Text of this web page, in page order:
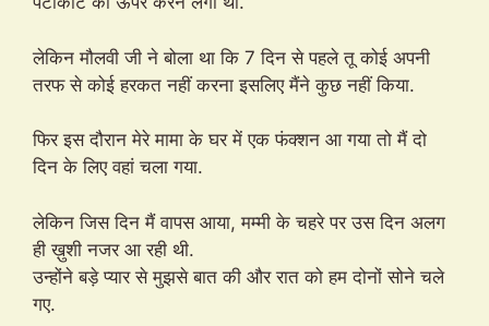
लेकिन मौलवी जी ने बोला था कि 7 दिन से पहले तू कोई अपनी
तरफ से कोई हरकत नहीं करना इसलिए मैंने कुछ नहीं किया.
फिर इस दौरान मेरे मामा के घर में एक फंक्शन आ गया तो मैं दो
दिन के लिए वहां चला गया.
लेकिन जिस दिन मैं वापस आया, मम्मी के चहरे पर उस दिन अलग
ही ख़ुशी नजर आ रही थी.
उन्होंने बड़े प्यार से मुझसे बात की और रात को हम दोनों सोने चले
गए.